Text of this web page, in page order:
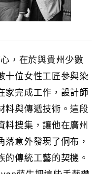
，在於與貴州少數
十位女性工匠參與染
家完成工作，設計師
料與傳遞技術。這段
料搜集，讓他在廣州
意外發現了侗布，
傳統工藝的契機。